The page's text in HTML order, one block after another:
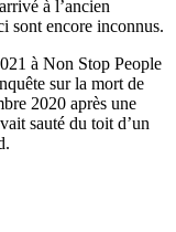
à l’ancien
sont encore inconnus.
à Non Stop People
sur la mort de
2020 après une
sauté du toit d’un